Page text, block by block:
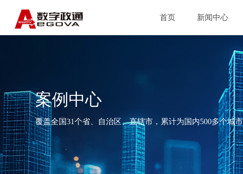
首页 新闻中心
案例中心
覆盖全国31个省、自治区、直辖市，累计为国内500多个城